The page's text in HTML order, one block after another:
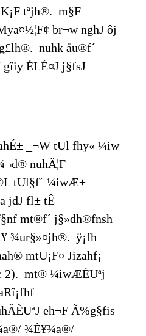
tªjh®. m§F
br¬w nghJ ôj
nuhk åu®f´
ÉLÉ¤J j§fsJ
tUl fhy« ¼iw
nuhÄ¦F
tUl§f´ ¼iwÆ±
jdJ fl± tÊ
mt®f´ j§»dh®fnsh
¾ur§»¤jh®. ÿ¡fh
mtU¡F¤ Jizahf¡
2). mt® ¼iwÆÈUªj
eh¬F Ã%g§fis
¾È¥¾a®/